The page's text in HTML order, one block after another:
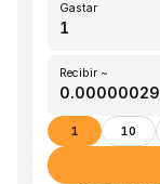
Gastar
Recibir ~
1 10